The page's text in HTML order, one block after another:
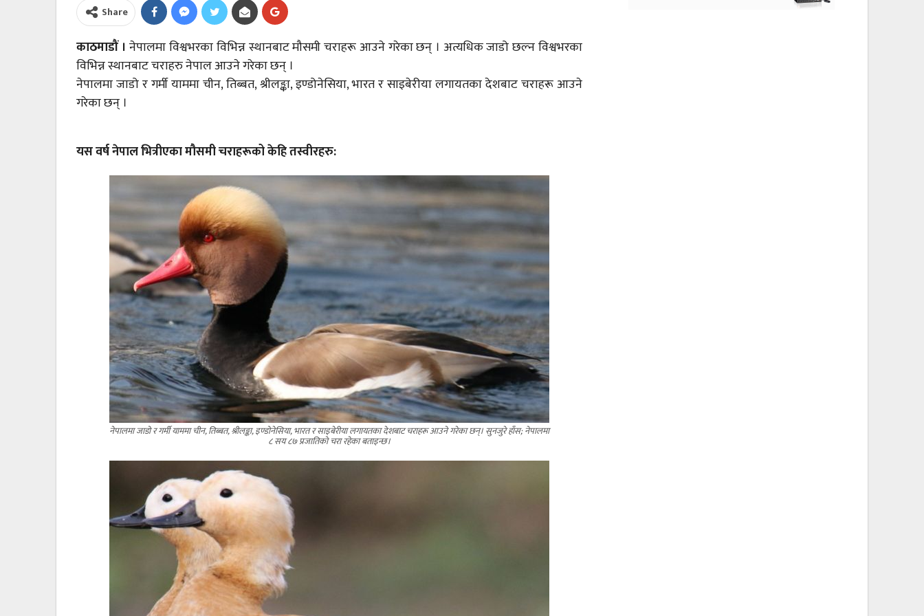
Share
काठमाडौं । नेपालमा विश्वभरका विभिन्न स्थानबाट मौसमी चराहरू आउने गरेका छन् । अत्यधिक जाडो छल्न विश्वभरका
विभिन्न स्थानबाट चराहरु नेपाल आउने गरेका छन् ।
नेपालमा जाडो र गर्मी याममा चीन, तिब्बत, श्रीलङ्का, इण्डोनेसिया, भारत र साइबेरीया लगायतका देशबाट चराहरू आउने
गरेका छन् ।
यस वर्ष नेपाल भित्रीएका मौसमी चराहरूको केहि तस्वीरहरु:
नेपालमा जाडो र गर्मी याममा चीन, तिब्बत, श्रीलङ्का, इण्डोनेसिया, भारत र साइबेरीया लगायतका देशबाट चराहरू आउने गरेका छन्। सुनजुरे हाँस; नेपालमा
८ सय ८७ प्रजातिको चरा रहेका बताइन्छ।